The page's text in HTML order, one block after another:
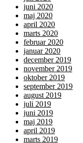
juni 2020
maj 2020
april 2020
marts 2020
februar 2020
januar 2020
december 2019
november 2019
oktober 2019
september 2019
august 2019
juli 2019
juni 2019
maj 2019
april 2019
marts 2019